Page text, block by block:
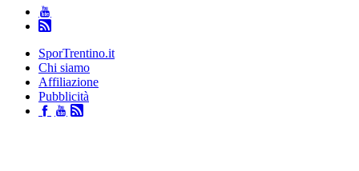
SporTrentino.it
Chi siamo
Affiliazione
Pubblicità